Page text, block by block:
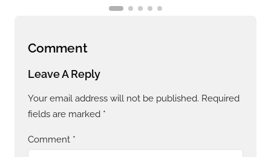
Comment
Leave A Reply
Your email address will not be published. Required
fields are marked *
Comment *